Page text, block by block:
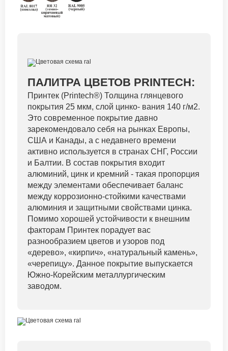
ПАЛИТРА ЦВЕТОВ PRINTECH:
Принтек (Printech®) Толщина глянцевого
покрытия 25 мкм, слой цинко- вания 140 г/м2.
Это современное покрытие давно
зарекомендовало себя на рынках Европы,
США и Канады, а с недавнего времени
активно используется в странах СНГ, России
и Балтии. В состав покрытия входит
алюминий, цинк и кремний - такая пропорция
между элементами обеспечивает баланс
между коррозионно-стойкими качествами
алюминия и защитными свойствами цинка.
Помимо хорошей устойчивости к внешним
факторам Принтек порадует вас
разнообразием цветов и узоров под
«дерево», «кирпич», «натуральный камень»,
«черепицу». Данное покрытие выпускается
Южно-Корейским металлургическим
заводом.